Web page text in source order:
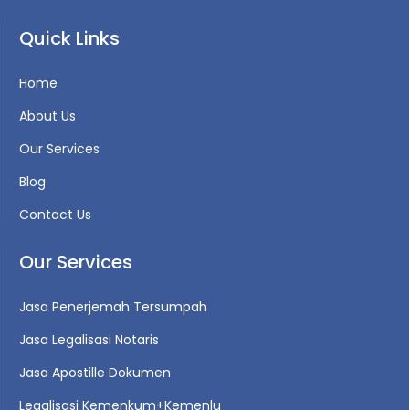
Quick Links
Home
About Us
Our Services
Blog
Contact Us
Our Services
Jasa Penerjemah Tersumpah
Jasa Legalisasi Notaris
Jasa Apostille Dokumen
Legalisasi Kemenkum+Kemenlu